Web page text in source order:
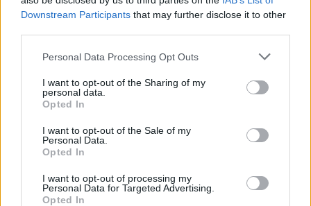
Downstream Participants that may further disclose it to other
Please note that this website/app uses one or more Google
not limited to your visit or usage behaviour. You may click to
grant or deny consent to Google and its third-party tags to
use your data for below specified purposes in below Google
consent section.
Personal Data Processing Opt Outs
I want to opt-out of the Sharing of my
personal data.
Opted In
I want to opt-out of the Sale of my
Personal Data.
Opted In
I want to opt-out of processing my
Personal Data for Targeted Advertising.
Opted In
Cómo elegir una carrera STEAM: perfiles
emergentes y competencias clave
Descubre cómo elegir la mejor opción en STEAM:…